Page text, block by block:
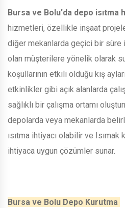
Bursa ve Bolu'da depo isıtma
hizmetleri, özellikle inşaat
diğer mekanlarda geçici bir süre
olan müşterilere yönelik olarak
koşullarının etkili olduğu kış
etkinlikler gibi açık alanlarda
sağlıklı bir çalışma ortamı
depolarda veya mekanlarda
ısıtma ihtiyacı olabilir ve
ihtiyaca uygun çözümler sunar.
Bursa ve Bolu Depo Kurutma